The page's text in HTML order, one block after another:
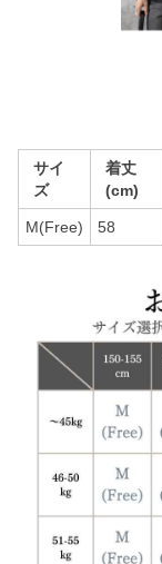
サイ
ズ
着丈
(cm)
M(Free) 58